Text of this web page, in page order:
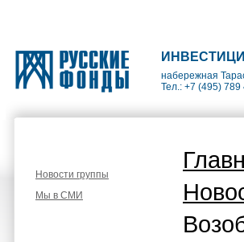
набережная
Тел.: +7 (495)
Новости группы
Мы в СМИ